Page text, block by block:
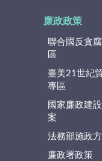
廉政政策
聯合國反貪
區
臺美21世紀
專區
國家廉政建
案
法務部施政
廉政署政策